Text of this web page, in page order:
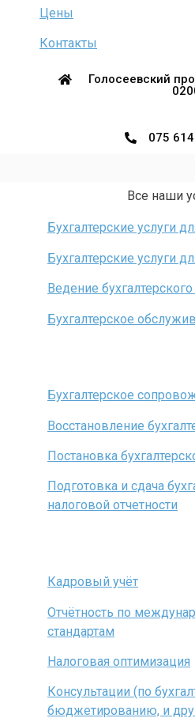
Цены
Контакты
Голосеевский
075
Все наши
Бухгалтерские услуги
Бухгалтерские услуги
Ведение бухгалтерского
Бухгалтерское
Бухгалтерское
Восстановление
Постановка
Подготовка и сдача
налоговой отчетности
Кадровый учёт
Отчётность по
стандартам
Налоговая оптимизация
Консультации (по
бюджетированию, и